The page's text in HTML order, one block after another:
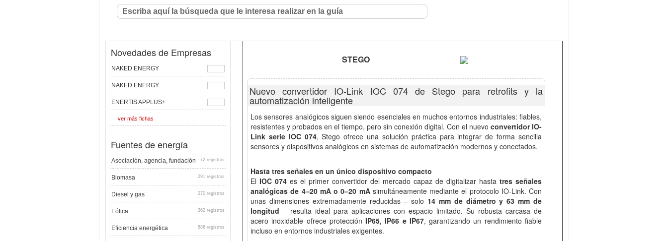
Novedades de Empresas
NAKED ENERGY
NAKED ENERGY
ENERTIS APPLUS+
ver más fichas
Fuentes de energía
Asociación, agencia, fundación 72 registros
Biomasa 291 registros
Diesel y gas 270 registros
Eólica 362 registros
Eficiencia energética 886 registros
STEGO
Nuevo convertidor IO-Link IOC 074 de Stego para retrofits y la
automatización inteligente
Los sensores analógicos siguen siendo esenciales en muchos entornos industriales: fiables,
resistentes y probados en el tiempo, pero sin conexión digital. Con el nuevo convertidor IO-
Link serie IOC 074, Stego ofrece una solución práctica para integrar de forma sencilla
sensores y dispositivos analógicos en sistemas de automatización modernos y conectados.
Hasta tres señales en un único dispositivo compacto
El IOC 074 es el primer convertidor del mercado capaz de digitalizar hasta tres señales
analógicas de 4–20 mA o 0–20 mAsimultáneamente mediante el protocolo IO-Link. Con
unas dimensiones extremadamente reducidas – solo 14 mm de diámetro y 63 mm de
longitud – resulta ideal para aplicaciones con espacio limitado. Su robusta carcasa de
acero inoxidable ofrece protecciónIP65, IP66 e IP67, garantizando un rendimiento fiable
incluso en entornos industriales exigentes.